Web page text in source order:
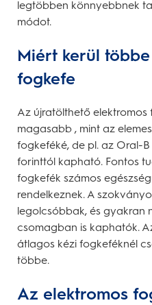
legtöbben könnyebbnek
módot.
Miért kerül
fogkefe
Az újratölthető elektromos
magasabb , mint az
fogkeféké, de pl. az Oral-
forinttól kapható. Fontos
fogkefék számos
rendelkeznek. A
legolcsóbbak, és gyakran
csomagban is kaphatók.
átlagos kézi fogkeféknél
többe.
Az elektromos